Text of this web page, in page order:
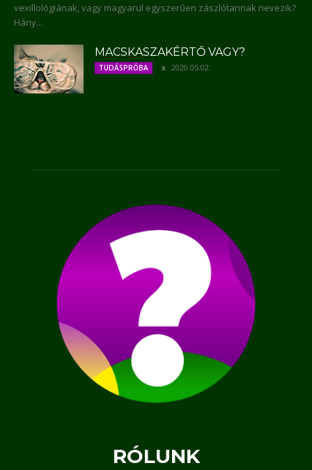
vexillológiának, vagy magyarul egyszerűen zászlótannak nevezik?
Hány...
MACSKASZAKÉRTŐ VAGY?
TUDÁSPRÓBA 2020.05.02.
RÓLUNK